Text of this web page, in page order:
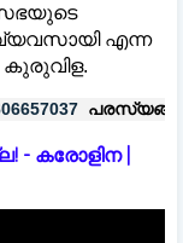
എന്ന
കുരുവിള.
| ☎:
- കരോളിന |